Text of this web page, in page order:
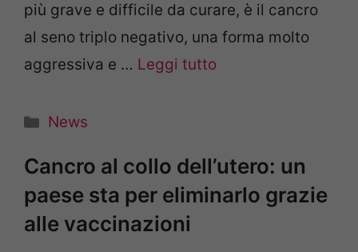
più grave e difficile da curare, è il cancro
al seno triplo negativo, una forma molto
aggressiva e … Leggi tutto
Categorie
News
Cancro al collo dell’utero: un
paese sta per eliminarlo grazie
alle vaccinazioni